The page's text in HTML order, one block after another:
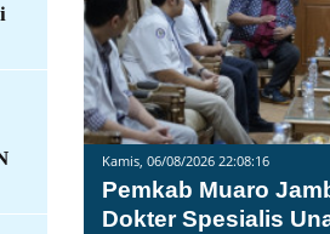
Kamis, 06/08/2026 22:08:16
Pemkab Muaro
Dokter Spesialis